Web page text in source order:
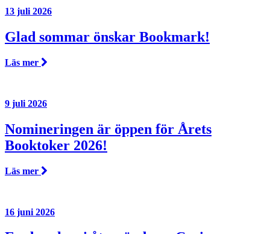
13 juli 2026
Glad sommar önskar Bookmark!
Läs mer
9 juli 2026
Nomineringen är öppen för Årets
Booktoker 2026!
Läs mer
16 juni 2026